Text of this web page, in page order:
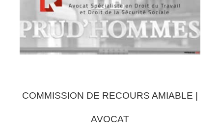
COMMISSION DE RECOURS AMIABLE |
AVOCAT